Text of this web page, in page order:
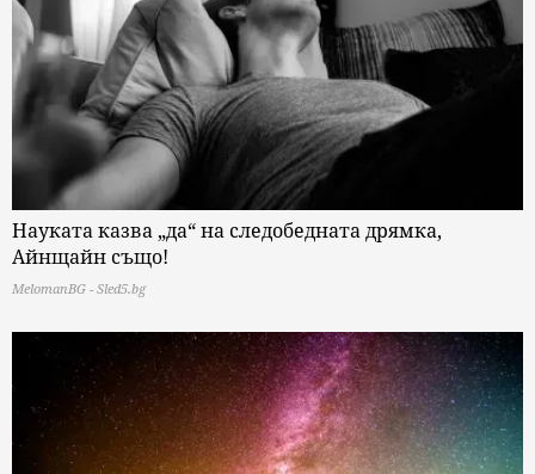
Науката казва „да“ на следобедната дрямка,
Айнщайн също!
MelomanBG - Sled5.bg